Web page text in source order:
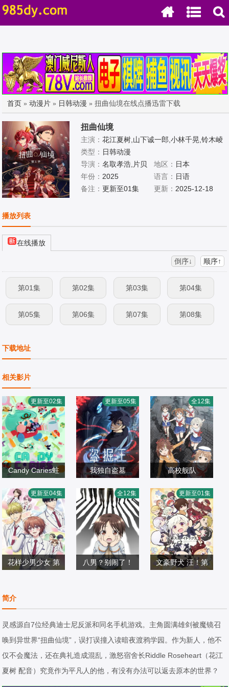
首页 »动漫片 » 日韩动漫 » 扭曲仙境在线点播迅雷下载
扭曲仙境
主演：花江夏树,山下诚一郎,小林千晃,铃木崚
汰,小林龙之,梅原裕一郎,坂泰斗,市川苍,田丸
笃志,驹田航,冈本信彦,古田一纪,二叶要,相叶
裕树,土屋神叶,丝川耀士郎,内山昂辉,苍井翔
太,加藤和树,绿川光,岛崎信长,石谷春贵,阿座
类型： 日韩动漫
导演：名取孝浩,片贝
慎
地区： 日本
年份： 2025 语言： 日语
备注：更新至01集 更新： 2025-12-18
播放列表
在线播放
倒序↓ 顺序↑
第01集 第02集 第03集 第04集
第05集 第06集 第07集 第08集
下载地址
相关影片
Candy Caries蛀
日韩动漫
2026/日本
更新至02集
我独自盗墓
织,入野自由,诹访
部顺一
日韩动漫
2026/韩国
更新至05集
高校舰队
Lynn,古木望,种崎
敦美,泽田美晴,菊
地瞳,田中美海,丸
山有香,田边留依,
中村樱,久保由利
下七海,藤田茜,小
林优,黑濑裕子,大
津爱理,麻仓桃,伊
藤加奈惠,阿澄佳
奈,高森奈津美,相
川奈都姬,清水彩
日韩动漫
2016/日本
全12集
花样少男少女 第
润,内山昂辉,八代
拓,日野聪,驹田航,
川岛零士,夏吉优
子,西山宏太朗,山
根绮,户谷菊之介,
古屋亚南
日韩动漫
2026/日本
更新至04集
八男？别闹了！
未可子,市道真央,
下野纮,高冢智人,
杉田智和,野上尤
加奈,浪川大辅,屋
良有作,山根雅史
2020/日本
全12集
文豪野犬 汪！第
堇,石田彰,子安武
人,森川智之,福山
润,梶裕贵,花泽香
菜,大塚明夫,小野
贤章,植田佳奈,小
市真琴,谷山纪章,
2026/日本
更新至01集
简介
灵感源自7位经典迪士尼反派和同名手机游戏。主角圆满雄剑被魔镜召
唤到异世界“扭曲仙境”，误打误撞入读暗夜渡鸦学园。作为新人，他不
仅不会魔法，还在典礼造成混乱，激怒宿舍长Riddle Roseheart（花江
夏树 配音）究竟作为平凡人的他，有没有办法可以返去原本的世界？